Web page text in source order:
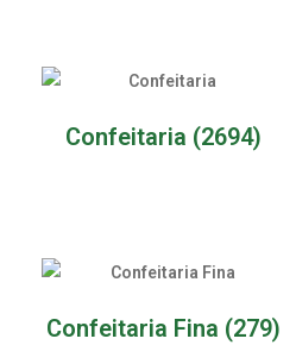
Confeitaria (2694)
Confeitaria Fina (279)